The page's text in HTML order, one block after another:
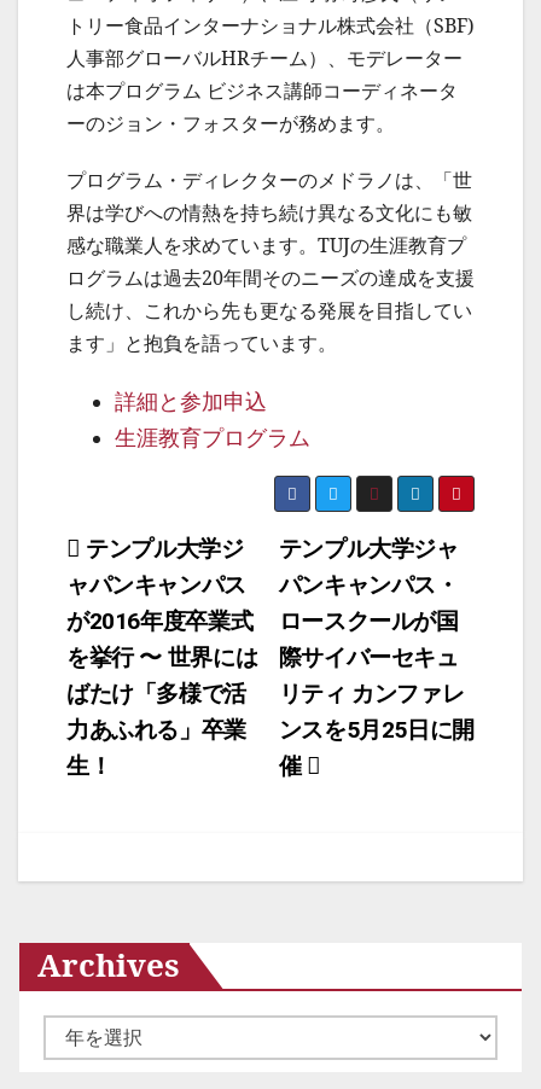
トリー食品インターナショナル株式会社（SBF)
人事部グローバルHRチーム）、モデレーター
は本プログラム ビジネス講師コーディネータ
ーのジョン・フォスターが務めます。
プログラム・ディレクターのメドラノは、「世
界は学びへの情熱を持ち続け異なる文化にも敏
感な職業人を求めています。TUJの生涯教育プ
ログラムは過去20年間そのニーズの達成を支援
し続け、これから先も更なる発展を目指してい
ます」と抱負を語っています。
詳細と参加申込
生涯教育プログラム
投
稿
ナ
ビ
ゲ
ー
テンプル大学ジャ
パンキャンパス・
ロースクールが国
際サイバーセキュ
リティ カンファレ
ンスを5月25日に開
催
テンプル大学ジ
ャパンキャンパス
が2016年度卒業式
を挙行 〜 世界には
ばたけ「多様で活
力あふれる」卒業
生！
Archives
ー